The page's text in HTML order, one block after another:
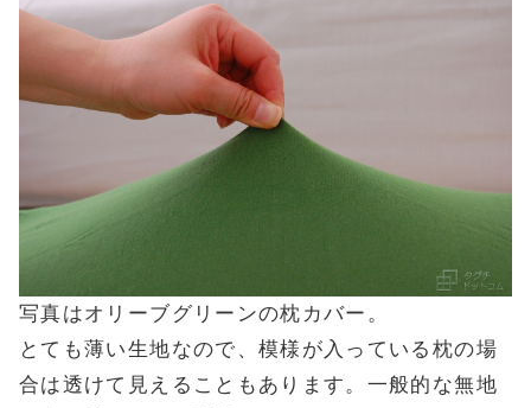
写真はオリーブグリーンの枕カバー。
とても薄い生地なので、模様が入っている枕の場
合は透けて見えることもあります。一般的な無地